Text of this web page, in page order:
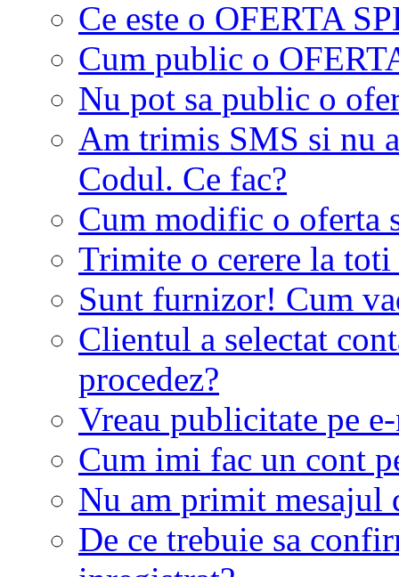
Ce este o OFERTA
Cum public o
Nu pot sa public o
Am trimis SMS si nu
Codul. Ce fac?
Cum modific o oferta
Trimite o cerere la
Sunt furnizor! Cum
Clientul a selectat
procedez?
Vreau publicitate pe
Cum imi fac un cont
Nu am primit mesajul
De ce trebuie sa